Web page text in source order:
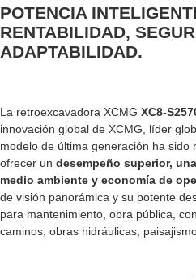
POTENCIA
RENTABILIDAD,
ADAPTABILIDAD.
La retroexcavadora XCMG XC8-
innovación global de XCMG, líder
modelo de última generación ha sido
ofrecer un desempeño superior,
medio ambiente y economía de
de visión panorámica y su potente
para mantenimiento, obra pública,
caminos, obras hidráulicas,